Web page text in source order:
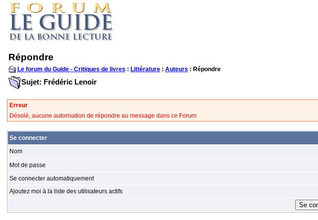
Répondre
Le forum du Guide - Critiques de livres : Littérature: Auteurs : Répondre
Sujet: Frédéric Lenoir
Erreur
Désolé, aucune autorisation de répondre au message dans ce Forum
Se connecter
Nom
Mot de passe
Se connecter automatiquement
Ajoutez moi à la liste des utilisateurs actifs